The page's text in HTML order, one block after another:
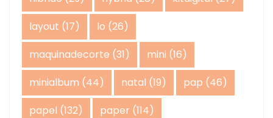
layout (17) lo (26)
maquinadecorte (31) mini (16)
minialbum (44) natal (19) pap (46)
papel (132) paper (114)